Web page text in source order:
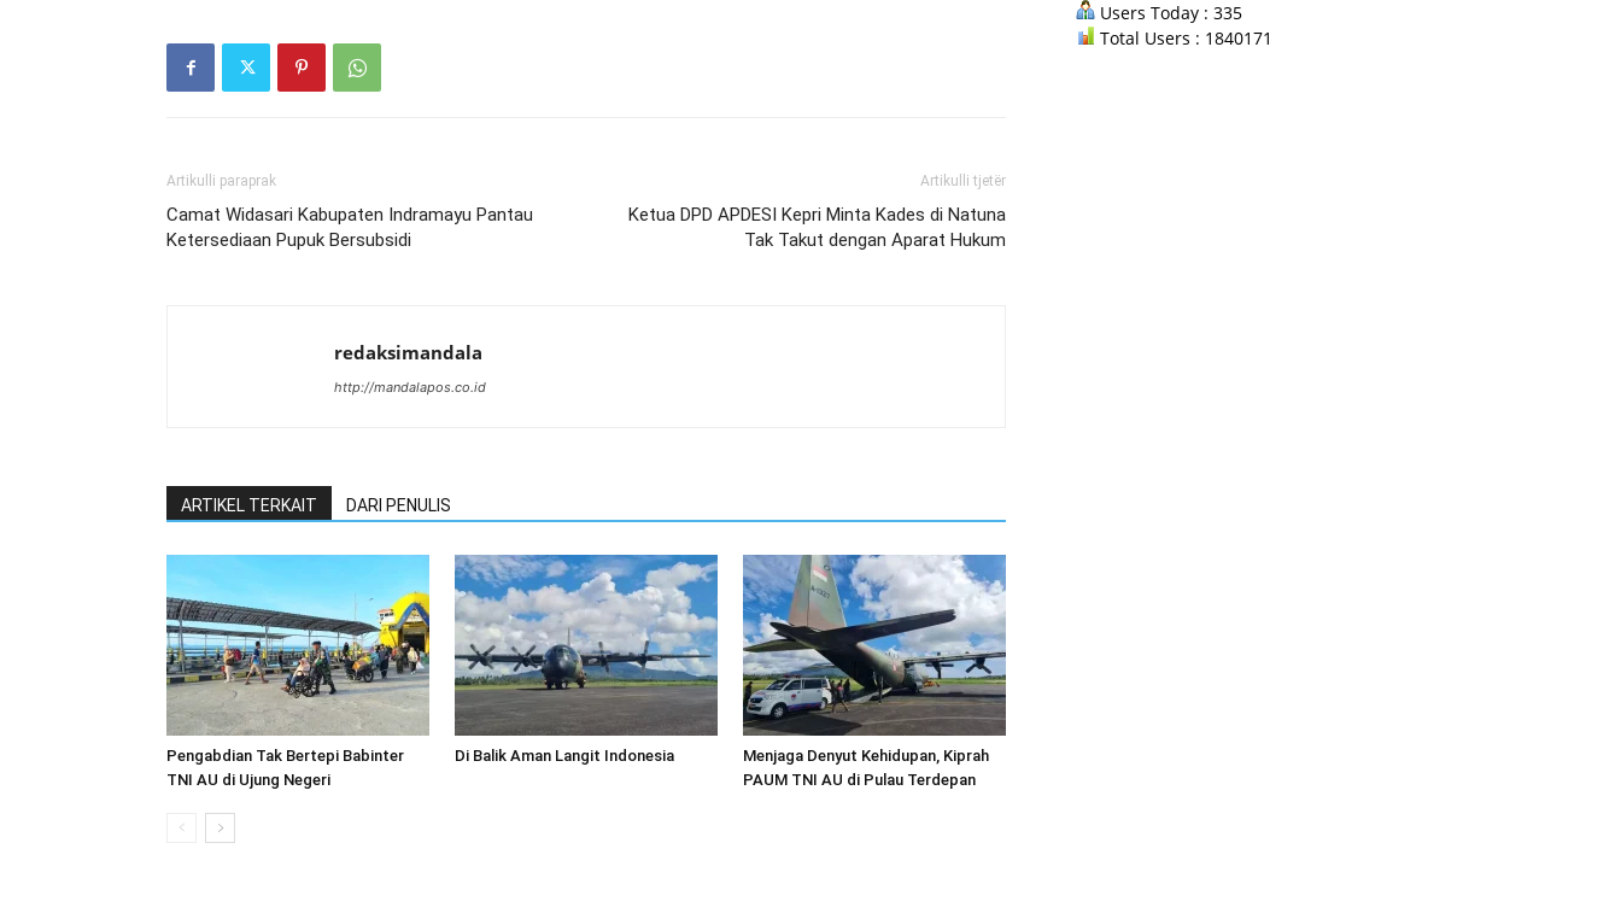
Artikulli paraprak
Camat Widasari Kabupaten Indramayu Pantau
Ketersediaan Pupuk Bersubsidi
Artikulli tjetër
Ketua DPD APDESI Kepri Minta Kades di Natuna
Tak Takut dengan Aparat Hukum
redaksimandala
http://mandalapos.co.id
ARTIKEL TERKAIT DARI PENULIS
Pengabdian Tak Bertepi Babinter
TNI AU di Ujung Negeri
Di Balik Aman Langit Indonesia
Menjaga Denyut Kehidupan, Kiprah
PAUM TNI AU di Pulau Terdepan
Users Today : 335
Total Users : 1840171